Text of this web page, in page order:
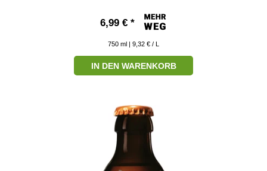
6,99 € *
750 ml | 9,32 € / L
IN DEN WARENKORB